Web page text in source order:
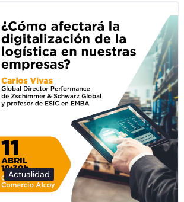
Actualidad